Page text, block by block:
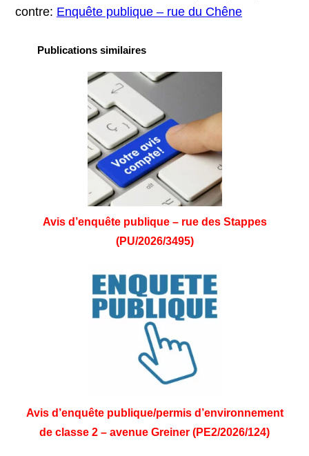
contre: Enquête publique – rue du Chêne
Publications similaires
Avis d’enquête publique – rue des Stappes
(PU/2026/3495)
Avis d’enquête publique/permis d’environnement
de classe 2 – avenue Greiner (PE2/2026/124)